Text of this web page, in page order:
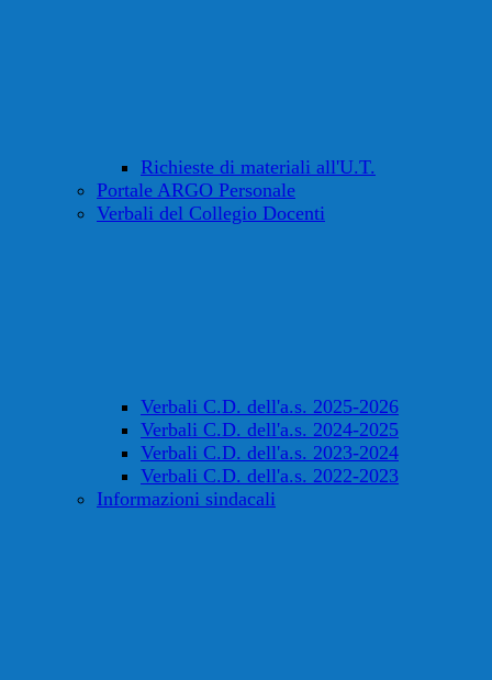
Richieste di materiali all'U.T.
Portale ARGO Personale
Verbali del Collegio Docenti
Verbali C.D. dell'a.s. 2025-2026
Verbali C.D. dell'a.s. 2024-2025
Verbali C.D. dell'a.s. 2023-2024
Verbali C.D. dell'a.s. 2022-2023
Informazioni sindacali